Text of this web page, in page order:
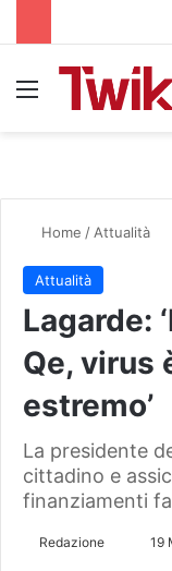
Home / Attualità
Attualità
Lagarde:
Qe, virus
estremo’
La presidente
cittadino e
finanziamenti
Redazione 19